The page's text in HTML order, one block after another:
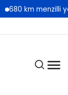
680 km menzilli